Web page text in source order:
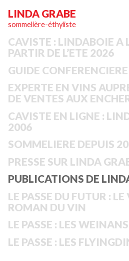
LINDA GRABE
sommelière-éthyliste
CAVISTE : LINDABOIE A
PARTIR DE L’ETE 2026
GUIDE
EXPERTE EN VINS
DE VENTES AUX
CAVISTE EN LIGNE :
2006
SOMMELIERE DEPUIS
PRESSE SUR LINDA
PUBLICATIONS DE
LE PASSE DU FUTUR :
ROMAN DU VIN
LE PASSE : LES
LE PASSE : LES